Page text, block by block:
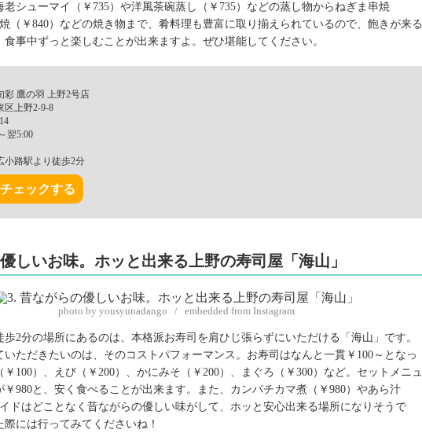
老シューマイ（￥735）や洋風茶碗蒸し（￥735）などの蒸し物からねぎま串焼
焼（￥840）などの焼き物まで、肴料理も豊富に取り揃えられているので、飽きが来る
事中ずっと楽しむことが出来ますよ。ぜひ堪能してください。
彩 鷹の羽 上野2号店
区上野2-9-8
翌5:00
小路駅より徒歩2分
ェックする
しいお味。ホッと出来る上野の寿司屋「海山」
photo by yousyunadango / embedded from Instagram
2分の場所にあるのは、本格派お寿司を肩ひじ張らずにいただける「海山」です。
いただきたいのは、そのコストパフォーマンス。お寿司はなんと一貫￥100～となっ
100）、えび（￥200）、かにみそ（￥200）、まぐろ（￥300）など。セットメニュ
￥980と、安く食べることが出来ます。また、カンパチカマ煮（￥980）やあら汁
イドはどことなく昔ながらの優しい味がして、ホッと安心出来る場所になりそうで
には行ってみてくださいね！